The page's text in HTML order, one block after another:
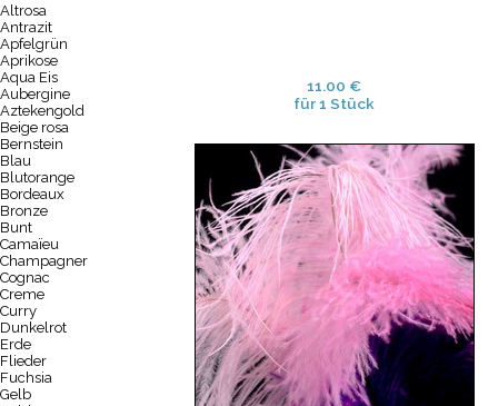
Altrosa
Antrazit
Apfelgrün
Aprikose
Aqua Eis
Aubergine
Aztekengold
Beige rosa
Bernstein
Blau
Blutorange
Bordeaux
Bronze
Bunt
Camaïeu
Champagner
Cognac
Creme
Curry
Dunkelrot
Erde
Flieder
Fuchsia
Gelb
11.00 €
für 1 Stück